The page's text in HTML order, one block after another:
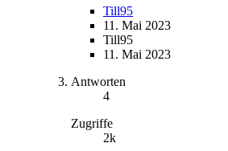
Till95
11. Mai 2023
Till95
11. Mai 2023
Antworten
4
Zugriffe
2k